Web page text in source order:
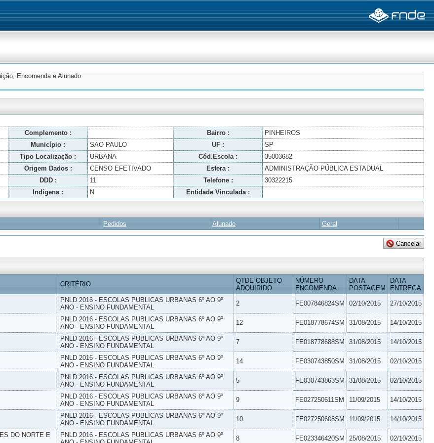
Encomenda e Alunado
Complemento : Bairro :
PINHEIROS
Município : SAO PAULO UF :
SP
Tipo Localização : URBANA Cód.Escola :
35003682
Origem Dados : CENSO EFETIVADO Esfera :
ADMINISTRAÇÃO PÚBLICA ESTADUAL
DDD : 11 Telefone :
30322215
Indígena : N Entidade Vinculada :
Pedidos Alunado Geral
CRITÉRIO
QTDE OBJETO
ADQUIRIDO
NÚMERO
ENCOMENDA
DATA
POSTAGEM
DATA
ENTREGA
PNLD 2016 - ESCOLAS PUBLICAS URBANAS 6º AO 9º
ANO - ENSINO FUNDAMENTAL
2 FE007846824SM 02/10/2015 27/10/2015
PNLD 2016 - ESCOLAS PUBLICAS URBANAS 6º AO 9º
ANO - ENSINO FUNDAMENTAL
12 FE018778674SM 31/08/2015 14/10/2015
PNLD 2016 - ESCOLAS PUBLICAS URBANAS 6º AO 9º
ANO - ENSINO FUNDAMENTAL
7 FE018778688SM 31/08/2015 14/10/2015
PNLD 2016 - ESCOLAS PUBLICAS URBANAS 6º AO 9º
ANO - ENSINO FUNDAMENTAL
14 FE030743850SM 31/08/2015 02/10/2015
PNLD 2016 - ESCOLAS PUBLICAS URBANAS 6º AO 9º
ANO - ENSINO FUNDAMENTAL
5 FE030743863SM 31/08/2015 02/10/2015
PNLD 2016 - ESCOLAS PUBLICAS URBANAS 6º AO 9º
ANO - ENSINO FUNDAMENTAL
9 FE027250611SM 11/09/2015 14/10/2015
PNLD 2016 - ESCOLAS PUBLICAS URBANAS 6º AO 9º
ANO - ENSINO FUNDAMENTAL
10 FE027250608SM 11/09/2015 14/10/2015
DO NORTE E
PNLD 2016 - ESCOLAS PUBLICAS URBANAS 6º AO 9º
8 FE023346420SM 25/08/2015 02/10/2015